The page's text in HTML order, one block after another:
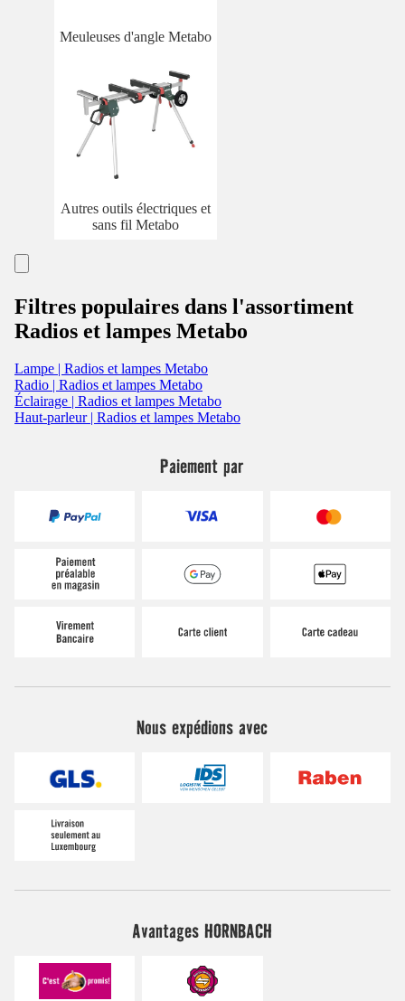
Meuleuses d'angle Metabo
Autres outils électriques et
sans fil Metabo
Filtres populaires dans l'assortiment
Radios et lampes Metabo
Lampe | Radios et lampes Metabo
Radio | Radios et lampes Metabo
Éclairage | Radios et lampes Metabo
Haut-parleur | Radios et lampes Metabo
Paiement par
Nous expédions avec
Avantages HORNBACH